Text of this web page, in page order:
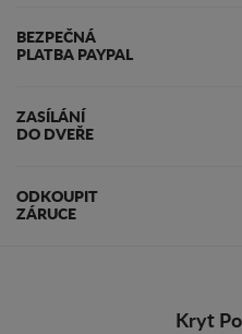
BEZPEČNÁ
PLATBA PAYPAL
ZASÍLÁNÍ
DO DVEŘE
ODKOUPIT
ZÁRUCE
Kryt